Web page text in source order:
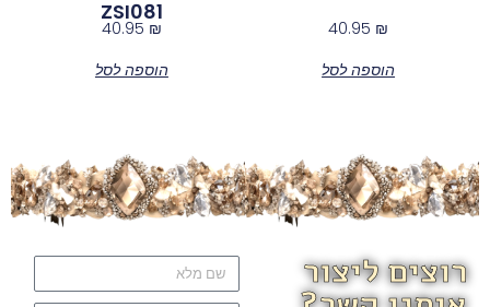
40.95 ₪
הוספה לסל
ZSI081
40.95 ₪
הוספה לסל
רוצים ליצור